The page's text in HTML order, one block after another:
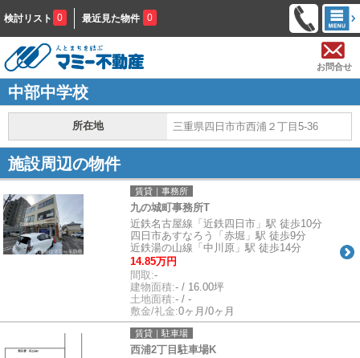
検討リスト 0 最近見た物件 0
お問合せ
中部中学校
所在地 三重県四日市市西浦２丁目5-36
施設周辺の物件
賃貸｜事務所
九の城町事務所T
近鉄名古屋線「近鉄四日市」駅 徒歩10分
四日市あすなろう「赤堀」駅 徒歩9分
近鉄湯の山線「中川原」駅 徒歩14分
14.85万円
間取:-
建物面積:- / 16.00坪
土地面積:- / -
敷金/礼金:0ヶ月/0ヶ月
賃貸｜駐車場
西浦2丁目駐車場K